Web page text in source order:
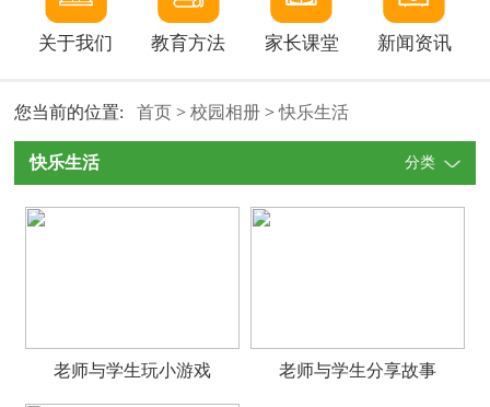
关于我们 教育方法 家长课堂 新闻资讯
您当前的位置:首页 >校园相册 >快乐生活
快乐生活 分类
老师与学生玩小游戏 老师与学生分享故事